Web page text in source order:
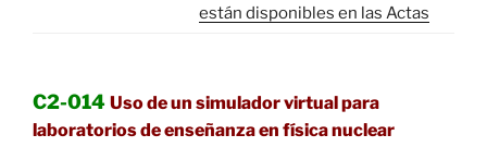
están disponibles en las Actas
C2-014 Uso de un simulador virtual para
laboratorios de enseñanza en física nuclear